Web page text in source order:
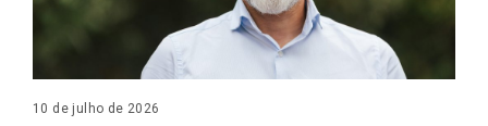
10 de julho de 2026